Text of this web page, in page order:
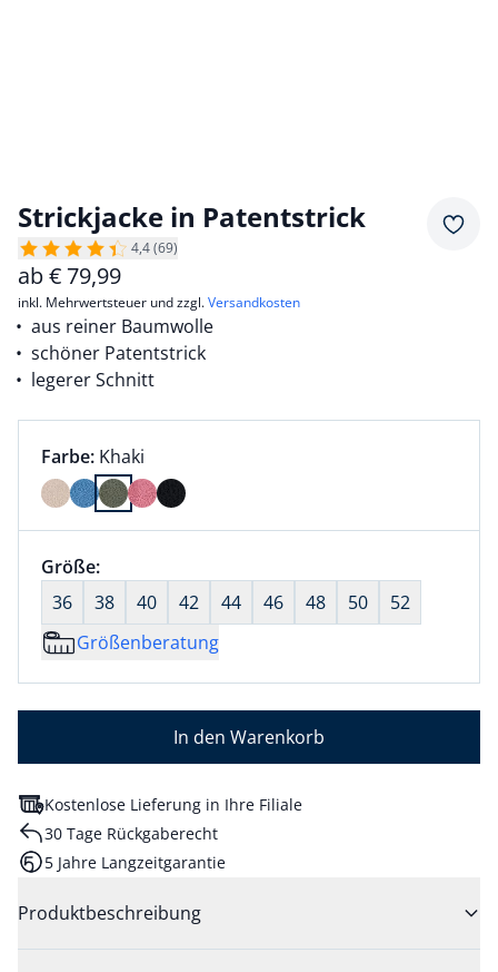
Strickjacke in Patentstrick
4,4 (69)
ab€ 79,99
inkl. Mehrwertsteuer und zzgl.Versandkosten
aus reiner Baumwolle
schöner Patentstrick
legerer Schnitt
Farbauswahl:
Farbe: aktuell ausgewählt:
Khaki
Farbe Khaki ausgewählt
Größenauswahl:
Größe:nichts ausgewählt
36
38 40 42 44 46 48 50
52
Größenberatung
In den Warenkorb
Kostenlose Lieferung in Ihre Filiale
30 Tage Rückgaberecht
5 Jahre Langzeitgarantie
Produktbeschreibung